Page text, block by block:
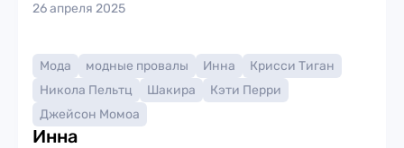
26 апреля 2025
Мода модные провалы Инна
Крисси Тиган
Никола Пельтц
Шакира
Кэти Перри
Джейсон Момоа
Инна